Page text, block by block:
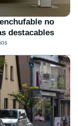
no
destacables